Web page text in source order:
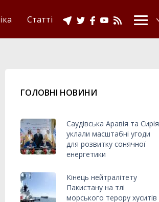
Статті
ГОЛОВНІ НОВИНИ
Саудівська Аравія та Сирія
уклали масштабні угоди
для розвитку сонячної
енергетики
Кінець нейтралітету
Пакистану на тлі
морського терору хуситів